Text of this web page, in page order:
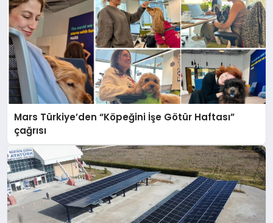
Mars Türkiye’den “Köpeğini İşe Götür Haftası”
çağrısı